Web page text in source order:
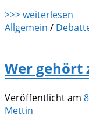
>>> weiterlesen
Allgemein /
Wer gehört
Veröffentlicht am
Mettin